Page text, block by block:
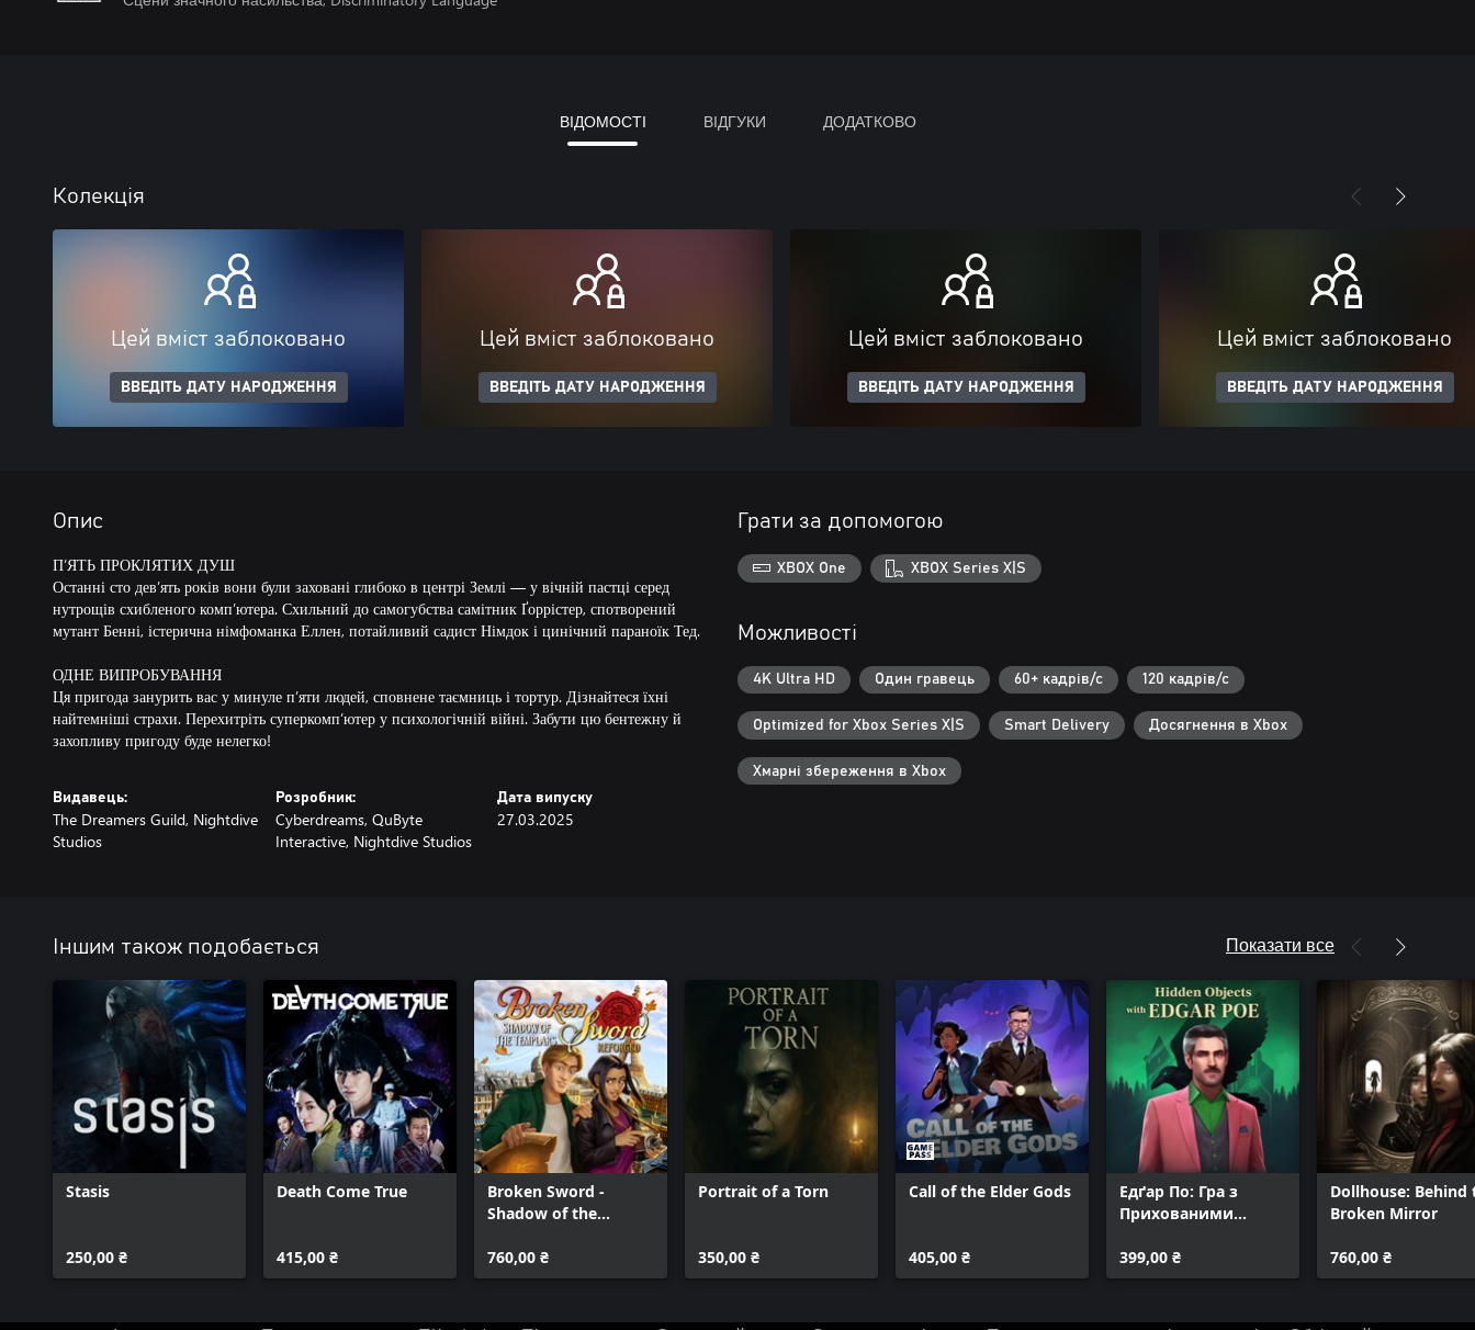
ВІДОМОСТІ ВІДГУКИ ДОДАТКОВО
Колекція
Цей вміст заблоковано
ВВЕДІТЬ ДАТУ НАРОДЖЕННЯ
Цей вміст заблоковано
ВВЕДІТЬ ДАТУ НАРОДЖЕННЯ
Цей вміст заблоковано
ВВЕДІТЬ ДАТУ НАРОДЖЕННЯ
Цей вміст заблоковано
ВВЕДІТЬ ДАТУ НАРОДЖЕННЯ
Опис
П’ЯТЬ ПРОКЛЯТИХ ДУШ
Останні сто дев’ять років вони були заховані глибоко в центрі Землі — у вічній пастці серед
нутрощів схибленого комп’ютера. Схильний до самогубства самітник Ґоррістер, спотворений
мутант Бенні, істерична німфоманка Еллен, потайливий садист Німдок і цинічний параноїк Тед.
ОДНЕ ВИПРОБУВАННЯ
Ця пригода занурить вас у минуле п’яти людей, сповнене таємниць і тортур. Дізнайтеся їхні
найтемніші страхи. Перехитріть суперкомп’ютер у психологічній війні. Забути цю бентежну й
захопливу пригоду буде нелегко!
Видавець:
The Dreamers Guild, Nightdive
Studios
Розробник:
Cyberdreams, QuByte
Interactive, Nightdive Studios
Дата випуску
27.03.2025
Грати за допомогою
XBOX One XBOX Series X|S
Можливості
4K Ultra HD Один гравець 60+ кадрів/с 120 кадрів/с
Optimized for Xbox Series X|S Smart Delivery Досягнення в Xbox
Хмарні збереження в Xbox
Іншим також подобається Показати все
Stasis
250,00 ₴
Death Come True
415,00 ₴
Broken Sword -
Shadow of the
760,00 ₴
Portrait of a Torn
350,00 ₴
Call of the Elder Gods
405,00 ₴
Едґар По: Гра з
Прихованими
399,00 ₴
Dollhouse: Behind
Broken Mirror
760,00 ₴